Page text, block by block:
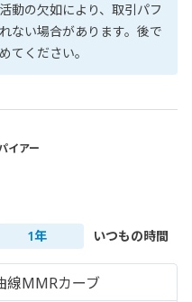
動の欠如により、取引パフ
ない場合があります。後で
てください。
イアー
1年 いつもの時間
線MMRカーブ